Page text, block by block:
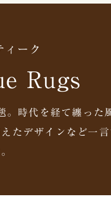
ィーク
Rugs
。時代を経て纏った
たデザインなど一